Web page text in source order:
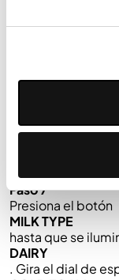
Paso 5
Agrega crema,
leche y colócala
Paso 7
Presiona el botón
MILK TYPE
hasta que se
DAIRY
. Gira el dial de